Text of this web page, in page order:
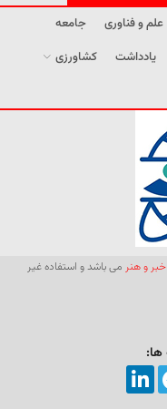
علم و فناوری
جامعه
یادداشت
کشاورزی
خبر و هنر می باشد و استفاده غیر
ها: